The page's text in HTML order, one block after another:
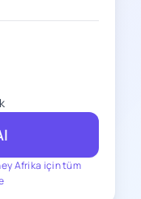
Afrika için tüm